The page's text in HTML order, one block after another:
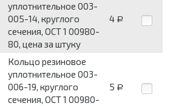
уплотнительное 003-
005-14, круглого
сечения, ОСТ 1 00980-
80, цена за штуку
4 Р
Кольцо резиновое
уплотнительное 003-
006-19, круглого
сечения, ОСТ 1 00980-
5 Р